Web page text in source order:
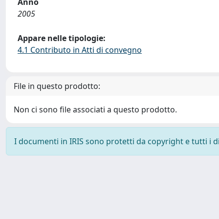
2005
Appare nelle tipologie:
4.1 Contributo in Atti di convegno
File in questo prodotto:
Non ci sono file associati a questo prodotto.
I documenti in IRIS sono protetti da copyright e tutti i